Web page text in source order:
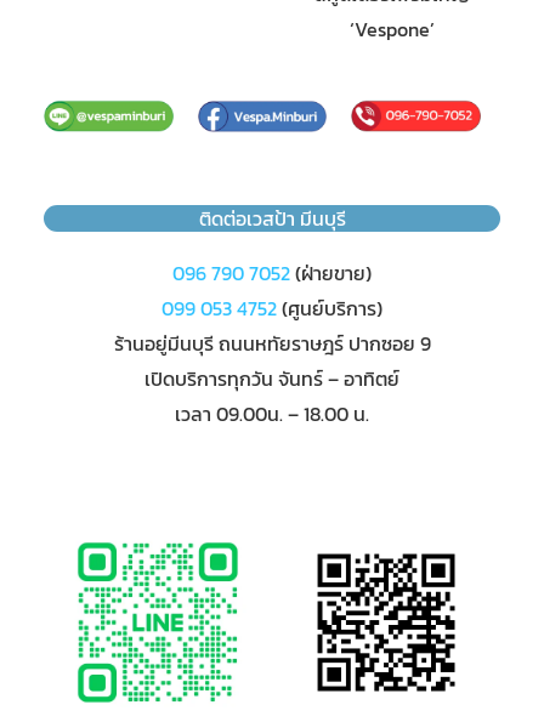
‘Vespone’
ติดต่อเวสป้า มีนบุรี
096 790 7052(ฝ่ายขาย)
099 053 4752(ศูนย์บริการ)
ร้านอยู่มีนบุรี ถนนหทัยราษฎร์ ปากซอย 9
เปิดบริการทุกวัน จันทร์ – อาทิตย์
เวลา 09.00น. – 18.00 น.